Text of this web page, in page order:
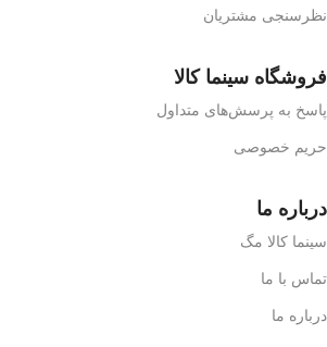
نظرسنجی مشتریان
فروشگاه سینما کالا
پاسخ به پرسش‌های متداول
حریم خصوصی
درباره ما
سینما کالا مگ
تماس با ما
درباره ما